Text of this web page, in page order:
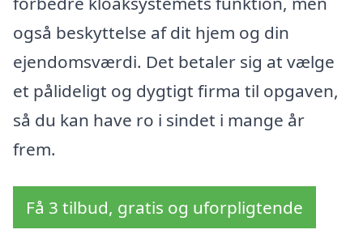
også beskyttelse af dit hjem og din
ejendomsværdi. Det betaler sig at vælge
et pålideligt og dygtigt firma til opgaven,
så du kan have ro i sindet i mange år
frem.
Få 3 tilbud, gratis og uforpligtende